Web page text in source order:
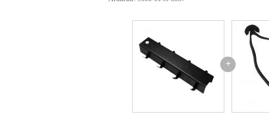
ean: 8717748396020
+